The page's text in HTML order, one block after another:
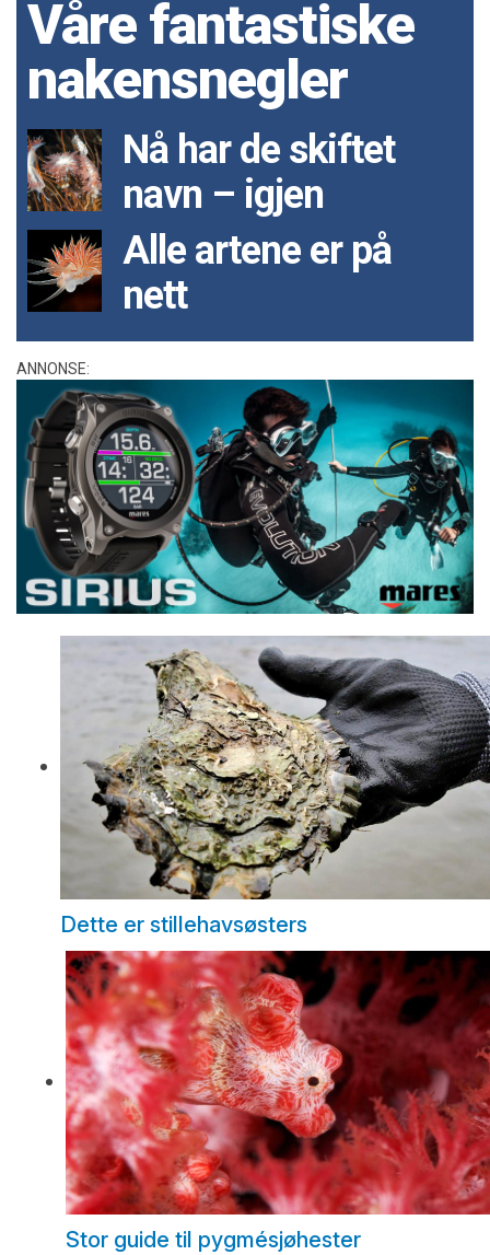
Våre fantastiske
nakensnegler
Nå har de skiftet
navn – igjen
Alle artene er på
nett
ANNONSE:
Dette er stillehavsøsters
Stor guide til pygmésjøhester